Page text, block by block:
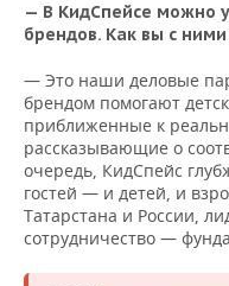
— В КидСпейсе можно
брендов. Как вы с
— Это наши деловые
брендом помогают
приближенные к
рассказывающие о
очередь, КидСпейс
гостей — и детей, и
Татарстана и России,
сотрудничество —